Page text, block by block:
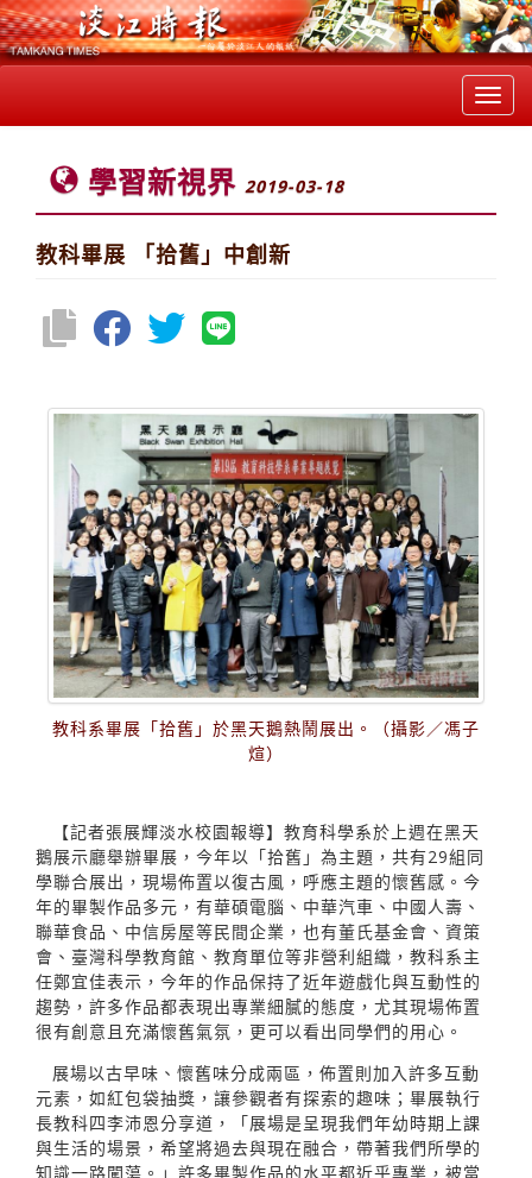
學習新視界 2019-03-18
教科畢展 「拾舊」中創新
教科系畢展「拾舊」於黑天鵝熱鬧展出。（攝影／馮子
煊）
【記者張展輝淡水校園報導】教育科學系於上週在黑天
鵝展示廳舉辦畢展，今年以「拾舊」為主題，共有29組同
學聯合展出，現場佈置以復古風，呼應主題的懷舊感。今
年的畢製作品多元，有華碩電腦、中華汽車、中國人壽、
聯華食品、中信房屋等民間企業，也有董氏基金會、資策
會、臺灣科學教育館、教育單位等非營利組織，教科系主
任鄭宜佳表示，今年的作品保持了近年遊戲化與互動性的
趨勢，許多作品都表現出專業細膩的態度，尤其現場佈置
很有創意且充滿懷舊氣氛，更可以看出同學們的用心。
展場以古早味、懷舊味分成兩區，佈置則加入許多互動
元素，如紅包袋抽獎，讓參觀者有探索的趣味；畢展執行
長教科四李沛恩分享道，「展場是呈現我們年幼時期上課
與生活的場景，希望將過去與現在融合，帶著我們所學的
知識一路闖蕩。」許多畢製作品的水平都近乎專業，被當